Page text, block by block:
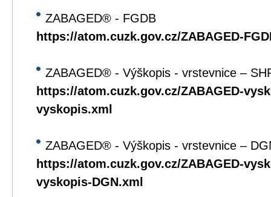
ZABAGED® - FGDB
https://atom.cuzk.gov.cz/ZABAGED-
ZABAGED® - Výškopis - vrstevnice –
https://atom.cuzk.gov.cz/ZABAGED-
vyskopis.xml
ZABAGED® - Výškopis - vrstevnice –
https://atom.cuzk.gov.cz/ZABAGED-
vyskopis-DGN.xml